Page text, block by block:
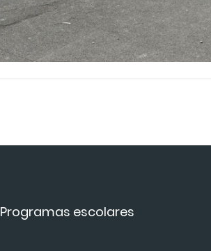
Programas escolares